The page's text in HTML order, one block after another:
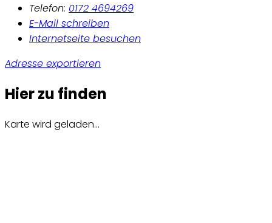
Telefon: 0172 4694269
E-Mail schreiben
Internetseite besuchen
Adresse exportieren
Hier zu finden
Karte wird geladen...